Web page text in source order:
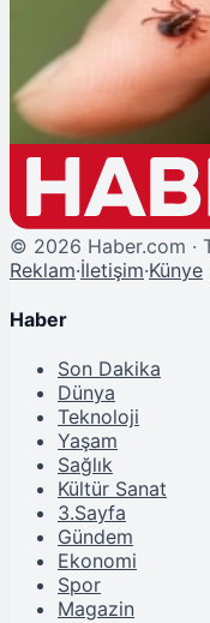
Kayseri'de Kene Can Aldı!
© 2026 Haber.com ·
Reklam·İletişim·Künye
Haber
Son Dakika
Dünya
Teknoloji
Yaşam
Sağlık
Kültür Sanat
3.Sayfa
Gündem
Ekonomi
Spor
Magazin